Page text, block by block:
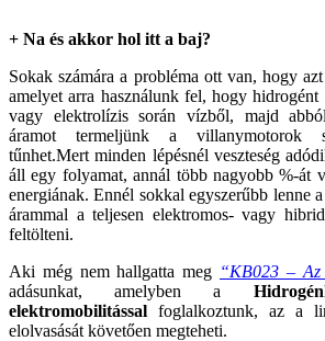
+ Na és akkor hol itt a baj?
Sokak számára a probléma ott van, hogy
amelyet arra használunk fel, hogy
vagy elektrolízis során vízből, majd
áramot termeljünk a villanymotorok
tűnhet.Mert minden lépésnél veszteség
áll egy folyamat, annál több nagyobb %-át
energiának. Ennél sokkal egyszerűbb lenne
árammal a teljesen elektromos- vagy
feltölteni.
Aki még nem hallgatta meg “KB023 –
adásunkat, amelyben a
elektromobilitással foglalkoztunk, az a
elolvasását követően megteheti.